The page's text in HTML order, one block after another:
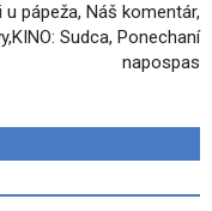
u pápeža, Náš komentár,
Sudca, Ponechaní
napospas